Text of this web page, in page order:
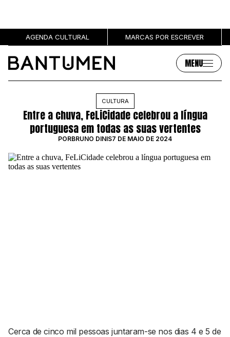
AGENDA CULTURAL MARCAS POR ESCREVER
MENU
MÚSICA
SOCIEDADE
GRL PWR
Sobre
SOBRE NÓS
PUBLICIDADE
MARCAS
Contactos
CULTURA
Entre a chuva, FeLiCidade celebrou a língua
portuguesa em todas as suas vertentes
PORBRUNO DINIS7 DE MAIO DE 2024
Cerca de cinco mil pessoas juntaram-se nos dias 4 e 5 de